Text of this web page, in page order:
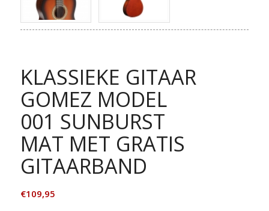
KLASSIEKE GITAAR
GOMEZ MODEL
001 SUNBURST
MAT MET GRATIS
GITAARBAND
€109,95